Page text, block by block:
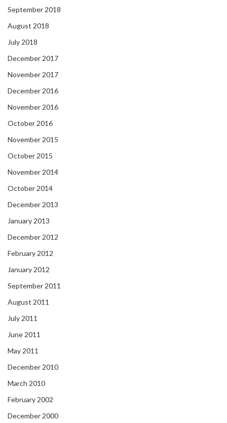
September 2018
August 2018
July 2018
December 2017
November 2017
December 2016
November 2016
October 2016
November 2015
October 2015
November 2014
October 2014
December 2013
January 2013
December 2012
February 2012
January 2012
September 2011
August 2011
July 2011
June 2011
May 2011
December 2010
March 2010
February 2002
December 2000